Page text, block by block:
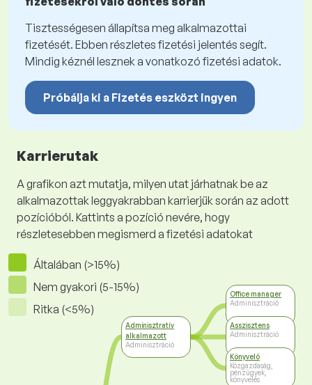
Tisztességesen állapítsa meg alkalmazottai
fizetését. Ebben részletes fizetési jelentés segít.
Mindig kéznél lesznek a vonatkozó fizetési adatok.
Próbálja ki a Fizetés eszközt ingyen
Karrierutak
A grafikon azt mutatja, milyen utat járhatnak be az
alkalmazottak leggyakrabban karrierjük során az adott
pozícióból. Kattints a pozíció nevére, hogy
részletesebben megismerd a fizetési adatokat
Általában (>15%)
Nem gyakori (5-15%)
Ritka (<5%)
Adminisztratív
alkalmazott
Adminisztráció
Office manager
Adminisztráció
Asszisztens
Adminisztráció
Könyvelő
Közgazdaság,
pénzügyek,
könyvelés